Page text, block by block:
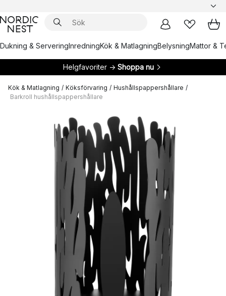
Dukning & ServeringInredningKök & MatlagningBelysningMattor &
Helgfavoriter → Shoppa nu
Kök & Matlagning / Köksförvaring / Hushållspappershållare /
Barkroll hushållspappershållare